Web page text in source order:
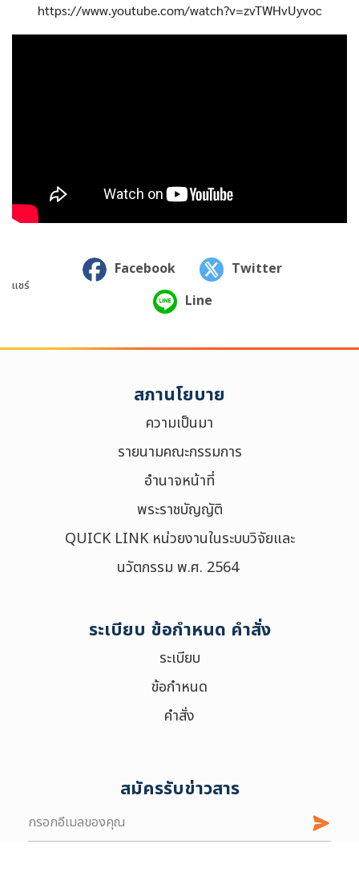
https://www.youtube.com/watch?v=zvTWHvUyvoc
แชร์
Facebook
Twitter
Line
สภานโยบาย
ความเป็นมา
รายนามคณะกรรมการ
อำนาจหน้าที่
พระราชบัญญัติ
QUICK LINK หน่วยงานในระบบวิจัยและ
นวัตกรรม พ.ศ. 2564
ระเบียบ ข้อกำหนด คำสั่ง
ระเบียบ
ข้อกำหนด
คำสั่ง
สมัครรับข่าวสาร